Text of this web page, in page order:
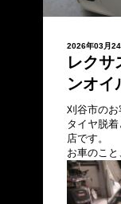
2026年03月24
レク
ンオイ
刈谷市のお
タイヤ脱
店です。
お車のこ